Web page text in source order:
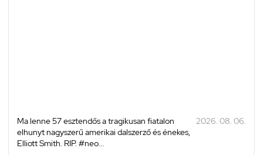
Ma lenne 57 esztendős a tragikusan fiatalon
elhunyt nagyszerű amerikai dalszerző és énekes,
Elliott Smith. RIP. #neo...
2026. 08. 06.